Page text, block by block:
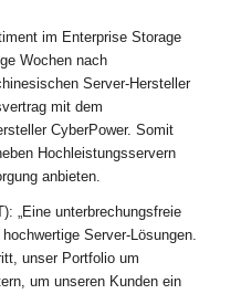
im Enterprise Storage
Wochen nach
Server-Hersteller
mit dem
CyberPower. Somit
Hochleistungsservern
anbieten.
„Eine unterbrechungsfreie
Server-Lösungen.
unser Portfolio um
um unseren Kunden ein